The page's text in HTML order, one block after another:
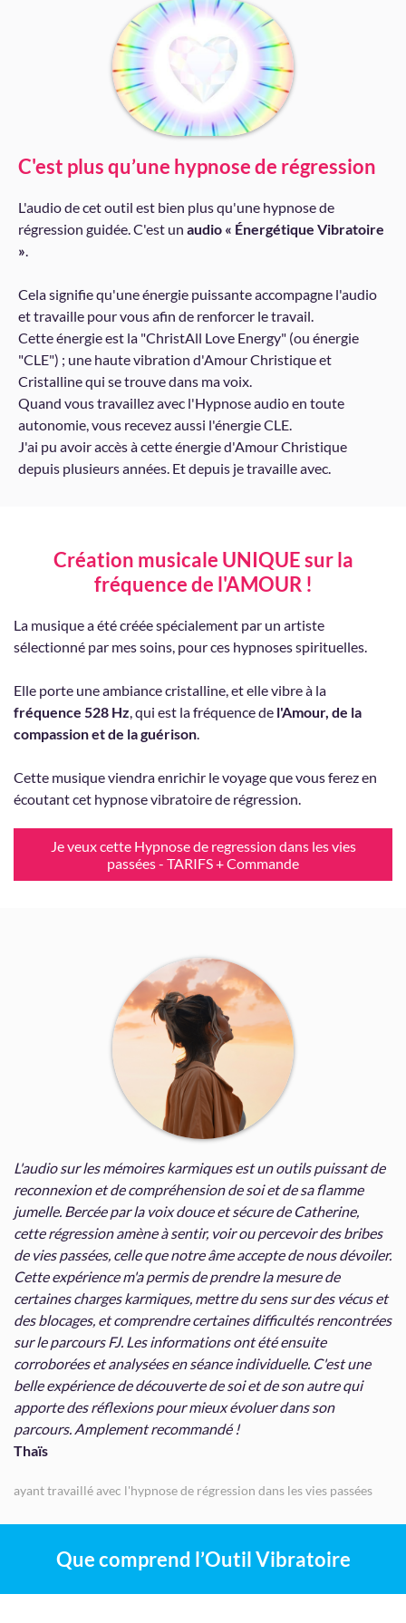
C'est plus qu’une hypnose de régression
L'audio de cet outil est bien plus qu'une hypnose de
régression guidée. C'est un audio « Énergétique Vibratoire
».
Cela signifie qu'une énergie puissante accompagne l'audio
et travaille pour vous afin de renforcer le travail.
Cette énergie est la "ChristAll Love Energy" (ou énergie
"CLE") ; une haute vibration d'Amour Christique et
Cristalline qui se trouve dans ma voix.
Quand vous travaillez avec l'Hypnose audio en toute
autonomie, vous recevez aussi l'énergie CLE.
J'ai pu avoir accès à cette énergie d'Amour Christique
depuis plusieurs années. Et depuis je travaille avec.
Création musicale UNIQUE sur la
fréquence de l'AMOUR !
La musique a été créée spécialement par un artiste
sélectionné par mes soins, pour ces hypnoses spirituelles.
Elle porte une ambiance cristalline, et elle vibre à la
fréquence 528 Hz, qui est la fréquence de l'Amour, de la
compassion et de la guérison.
Cette musique viendra enrichir le voyage que vous ferez en
écoutant cet hypnose vibratoire de régression.
Je veux cette Hypnose de regression dans les vies
passées - TARIFS + Commande
L'audio sur les mémoires karmiques est un outils puissant de
reconnexion et de compréhension de soi et de sa flamme
jumelle. Bercée par la voix douce et sécure de Catherine,
cette régression amène à sentir, voir ou percevoir des bribes
de vies passées, celle que notre âme accepte de nous dévoiler.
Cette expérience m'a permis de prendre la mesure de
certaines charges karmiques, mettre du sens sur des vécus et
des blocages, et comprendre certaines difficultés rencontrées
sur le parcours FJ. Les informations ont été ensuite
corroborées et analysées en séance individuelle. C'est une
belle expérience de découverte de soi et de son autre qui
apporte des réflexions pour mieux évoluer dans son
parcours. Amplement recommandé !
Thaïs
ayant travaillé avec l'hypnose de régression dans les vies passées
Que comprend l’Outil Vibratoire